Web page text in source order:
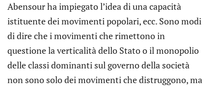
Abensour ha impiegato l’idea di una capacità
istituente dei movimenti popolari, ecc. Sono modi
di dire che i movimenti che rimettono in
questione la verticalità dello Stato o il monopolio
delle classi dominanti sul governo della società
non sono solo dei movimenti che distruggono, ma